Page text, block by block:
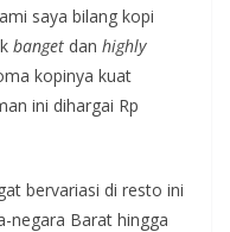
saya bilang kopi
banget dan highly
kopinya kuat
ini dihargai Rp
bervariasi di resto ini
negara Barat hingga